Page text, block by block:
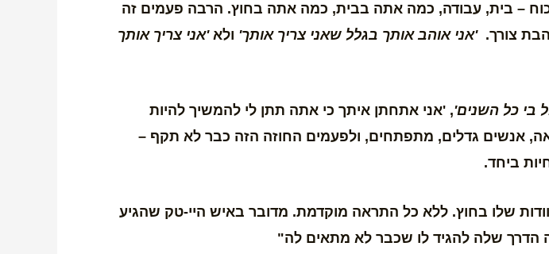
כוח – בית, עבודה, כמה אתה בבית, כמה אתה בחוץ. הרבה פעמים זה
צורך.'אני אוהב אותך בגלל שאני צריך אותך' ולא'אני צריך אותך
בי כל השנים', 'אני אתחתן איתך כי אתה תתן לי להמשיך להיות
אנשים גדלים, מתפתחים, ולפעמים החוזה הזה כבר לא תקף –
ביחד.
שלו בחוץ. ללא כל התראה מוקדמת. מדובר באיש היי-טק שהגיע
הדרך שלה להגיד לו שכבר לא מתאים לה"